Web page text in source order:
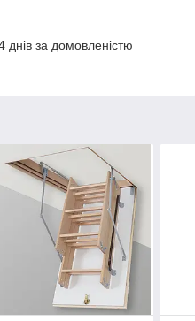
за домовленістю